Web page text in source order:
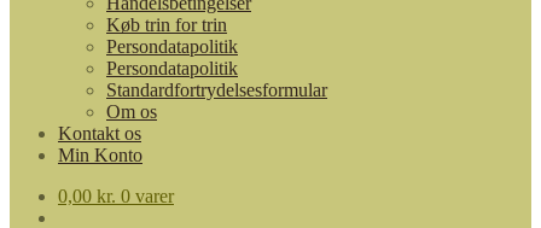
Køb trin for trin
Persondatapolitik
Persondatapolitik
Standardfortrydelsesformular
Om os
Kontakt os
Min Konto
0,00 kr. 0 varer